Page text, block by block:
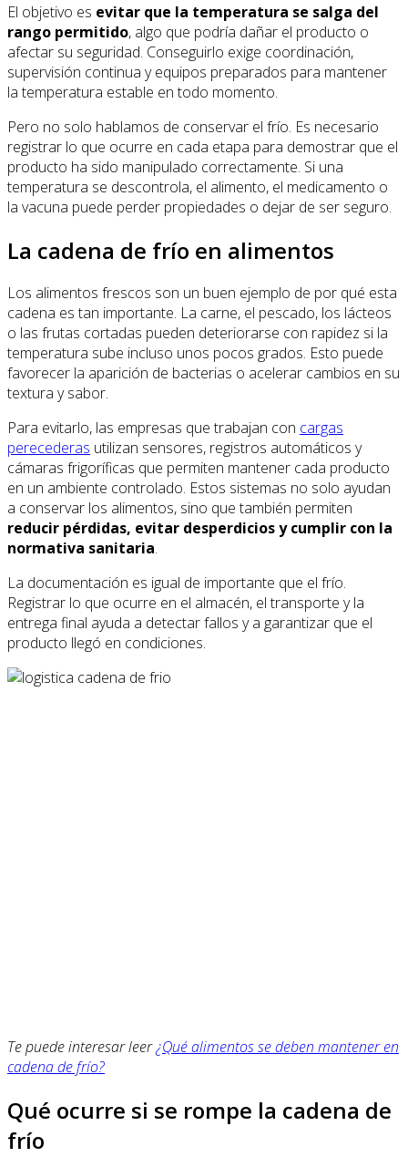
El objetivo es evitar que la temperatura se salga del
rango permitido, algo que podría dañar el producto o
afectar su seguridad. Conseguirlo exige coordinación,
supervisión continua y equipos preparados para mantener
la temperatura estable en todo momento.
Pero no solo hablamos de conservar el frío. Es necesario
registrar lo que ocurre en cada etapa para demostrar que el
producto ha sido manipulado correctamente. Si una
temperatura se descontrola, el alimento, el medicamento o
la vacuna puede perder propiedades o dejar de ser seguro.
La cadena de frío en alimentos
Los alimentos frescos son un buen ejemplo de por qué esta
cadena es tan importante. La carne, el pescado, los lácteos
o las frutas cortadas pueden deteriorarse con rapidez si la
temperatura sube incluso unos pocos grados. Esto puede
favorecer la aparición de bacterias o acelerar cambios en su
textura y sabor.
Para evitarlo, las empresas que trabajan con cargas
perecederas utilizan sensores, registros automáticos y
cámaras frigoríficas que permiten mantener cada producto
en un ambiente controlado. Estos sistemas no solo ayudan
a conservar los alimentos, sino que también permiten
reducir pérdidas, evitar desperdicios y cumplir con la
normativa sanitaria.
La documentación es igual de importante que el frío.
Registrar lo que ocurre en el almacén, el transporte y la
entrega final ayuda a detectar fallos y a garantizar que el
producto llegó en condiciones.
Te puede interesar leer¿Qué alimentos se deben mantener en
cadena de frío?
Qué ocurre si se rompe la cadena de
frío